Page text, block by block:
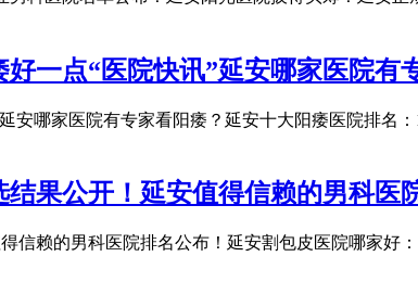
一点“医院快讯”延安哪家医院有
安哪家医院有专家看阳痿？延安十大阳痿医院排名
果公开！延安值得信赖的男科医
信赖的男科医院排名公布！延安割包皮医院哪家好